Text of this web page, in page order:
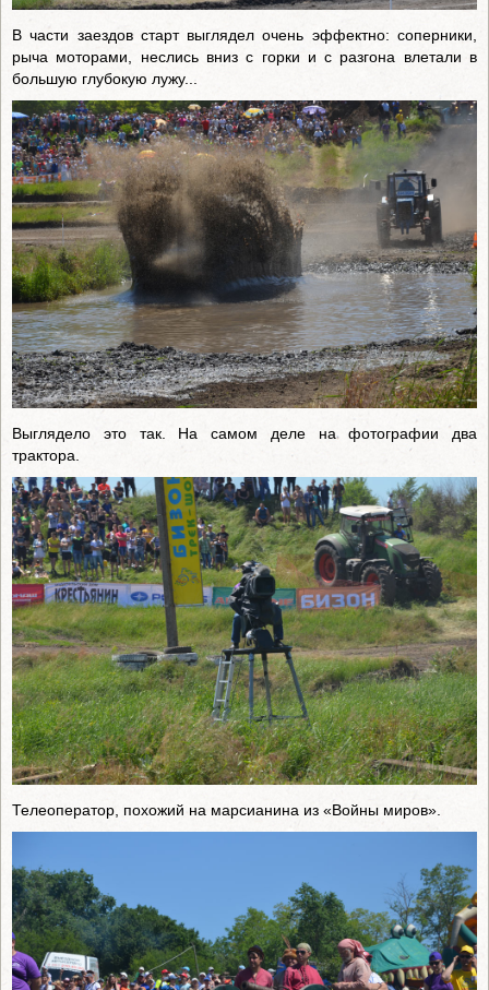
В части заездов старт выглядел очень эффектно: соперники,
рыча моторами, неслись вниз с горки и с разгона влетали в
большую глубокую лужу...
Выглядело это так. На самом деле на фотографии два
трактора.
Телеоператор, похожий на марсианина из «Войны миров».